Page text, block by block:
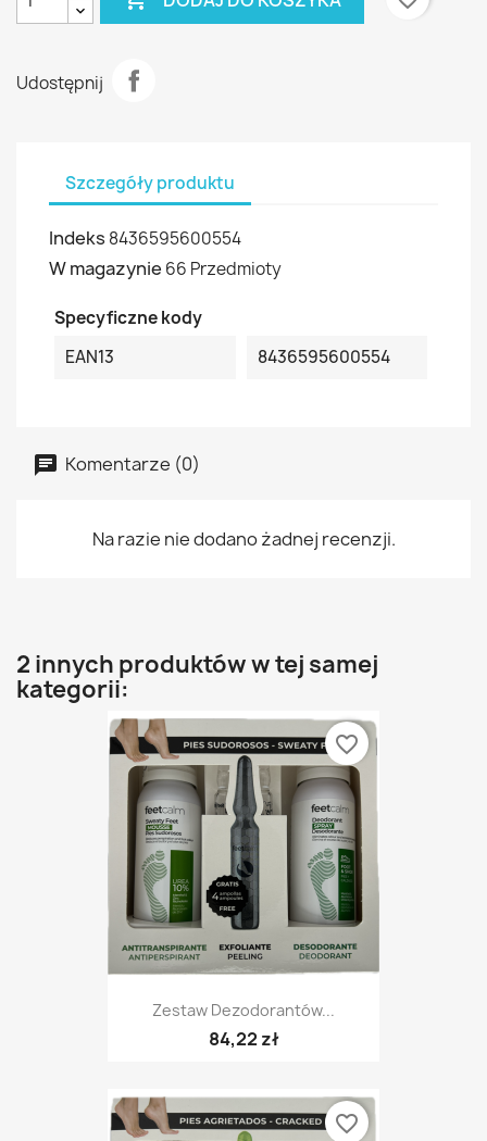
Udostępnij
Szczegóły produktu
Indeks 8436595600554
W magazynie 66 Przedmioty
Specyficzne kody
EAN13
8436595600554
Komentarze (0)
Na razie nie dodano żadnej recenzji.
2 innych produktów w tej samej
kategorii:
Zestaw Dezodorantów...
84,22 zł
favorite_border
favorite_border